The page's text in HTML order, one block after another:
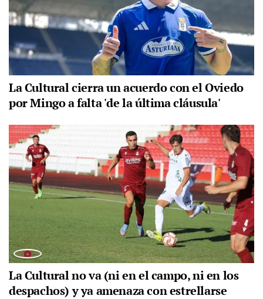
La Cultural cierra un acuerdo con el Oviedo
por Mingo a falta 'de la última cláusula'
La Cultural no va (ni en el campo, ni en los
despachos) y ya amenaza con estrellarse